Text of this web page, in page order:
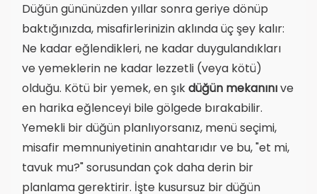
Düğün gününüzden yıllar sonra geriye dönüp
baktığınızda, misafirlerinizin aklında üç şey kalır:
Ne kadar eğlendikleri, ne kadar duygulandıkları
ve yemeklerin ne kadar lezzetli (veya kötü)
olduğu. Kötü bir yemek, en şıkdüğün mekanınıve
en harika eğlenceyi bile gölgede bırakabilir.
Yemekli bir düğün planlıyorsanız, menü seçimi,
misafir memnuniyetinin anahtarıdır ve bu, "et mi,
tavuk mu?" sorusundan çok daha derin bir
planlama gerektirir. İşte kusursuz bir düğün